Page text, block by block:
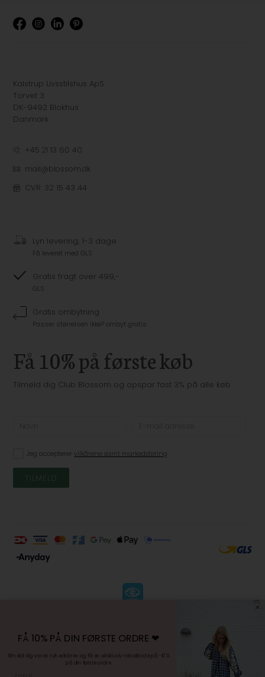
Kalstrup Livsstilshus ApS
Torvet 3
DK-9492 Blokhus
Danmark
+45 21 13 60 40
mail@blossom.dk
CVR: 32 15 43 44
Lyn levering, 1-3 dage
Få leveret med GLS
Gratis fragt over 499,-
GLS
Gratis ombytning
Passer størrelsen ikke? ombyt gratis
Få 10% på første køb
Tilmeld dig Club Blossom og opspar fast 3% på alle køb
Jeg accepterervilkårene samt markedsføring
-
-
PERSONDATAPOLITIK
FÅ 10% PÅ DIN FØRSTE ORDRE ❤︎
Tilmeld dig vores nyhedsbrev og få en eksklusiv rabatkode på -10%
på din første ordre